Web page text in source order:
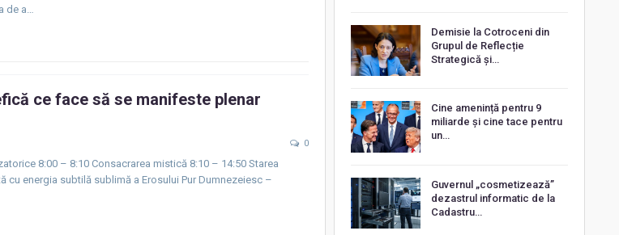
a…
ce face să se manifeste plenar
0
8:00 – 8:10 Consacrarea mistică 8:10 – 14:50 Starea
energia subtilă sublimă a Erosului Pur Dumnezeiesc –
Demisie la Cotroceni din
Grupul de Reflecție
Strategică și…
Cine amenință pentru 9
miliarde și cine tace pentru
un…
Guvernul „cosmetizează”
dezastrul informatic de la
Cadastru…